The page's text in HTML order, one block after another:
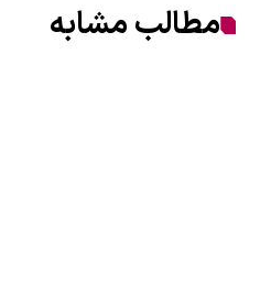
مطالب مشابه